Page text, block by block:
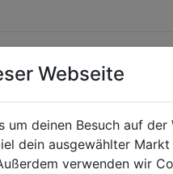
KATEGORIE
Webseite
deinen Besuch auf der
dein ausgewählter
verwenden wir